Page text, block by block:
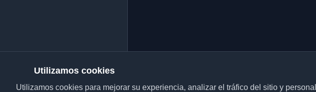
Utilizamos cookies
Utilizamos cookies para mejorar su experiencia, analizar el tráfico del sitio y